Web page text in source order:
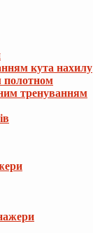
кута нахилу
полотном
тренуванням